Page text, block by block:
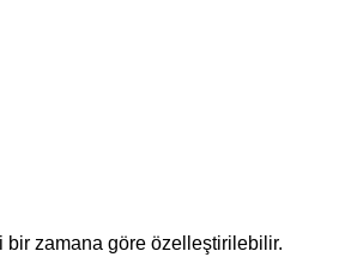
bir zamana göre özelleştirilebilir.